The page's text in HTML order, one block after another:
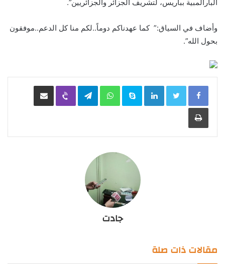
البارالمبية بباريس، لتشريف الجزائر والجزائريين”.
وأضاف في السياق:” كما عهدناكم دوماً..لكم منا كل الدعم..موفقون
بحول الله”.
LinkedIn
Skype
WhatsApp
Telegram
Viber مشاركة عبر البريد
طباعة
جادت
مقالات ذات صلة